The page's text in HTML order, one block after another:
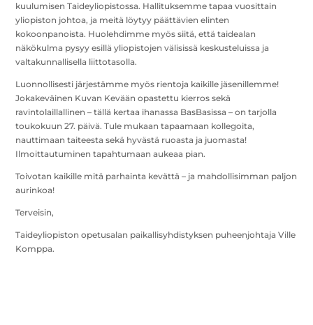
kuulumisen Taideyliopistossa. Hallituksemme tapaa vuosittain
yliopiston johtoa, ja meitä löytyy päättävien elinten
kokoonpanoista. Huolehdimme myös siitä, että taidealan
näkökulma pysyy esillä yliopistojen välisissä keskusteluissa ja
valtakunnallisella liittotasolla.
Luonnollisesti järjestämme myös rientoja kaikille jäsenillemme!
Jokakeväinen Kuvan Kevään opastettu kierros sekä
ravintolaillallinen – tällä kertaa ihanassa BasBasissa – on tarjolla
toukokuun 27. päivä. Tule mukaan tapaamaan kollegoita,
nauttimaan taiteesta sekä hyvästä ruoasta ja juomasta!
Ilmoittautuminen tapahtumaan aukeaa pian.
Toivotan kaikille mitä parhainta kevättä – ja mahdollisimman paljon
aurinkoa!
Terveisin,
Taideyliopiston opetusalan paikallisyhdistyksen puheenjohtaja Ville
Komppa.